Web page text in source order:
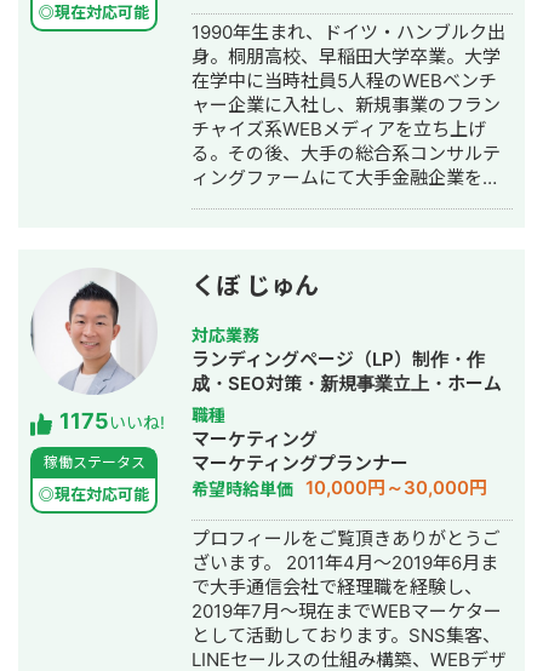
◎現在対応可能
1990年生まれ、ドイツ・ハンブルク出
身。桐朋高校、早稲田大学卒業。大学
在学中に当時社員5人程のWEBベンチ
ャー企業に入社し、新規事業のフラン
チャイズ系WEBメディアを立ち上げ
る。その後、大手の総合系コンサルテ
ィングファームにて大手金融企業を顧
1175いいね!
稼働ステータス
◎現在対応可能
くぼ じゅん
対応業務
ランディングページ（LP）制作・作
成・SEO対策・新規事業立上・ホーム
ページ制作・作成・リスティング広告
運用代行
職種
マーケティング
マーケティングプランナー
希望時給単価 10,000円～30,000円
プロフィールをご覧頂きありがとうご
ざいます。 2011年4月～2019年6月ま
で大手通信会社で経理職を経験し、
2019年7月～現在までWEBマーケター
として活動しております。SNS集客、
LINEセールスの仕組み構築、WEBデザ